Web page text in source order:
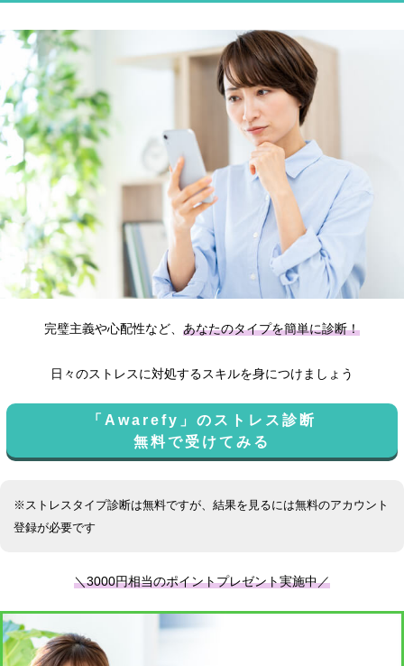
完璧主義や心配性など、 あなたのタイプを簡単に診断！
日々のストレスに対処するスキルを身につけましょう
「Awarefy」のストレス診断
無料で受けてみる
※ストレスタイプ診断は無料ですが、結果を見るには無料のアカウント
登録が必要です
＼3000円相当のポイントプレゼント実施中／